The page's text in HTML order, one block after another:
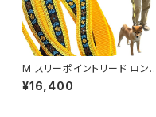
M スリーポイントリード ロン
ロングタイプとハーフチョーク
セット イエローフラワー 送料無
¥16,400